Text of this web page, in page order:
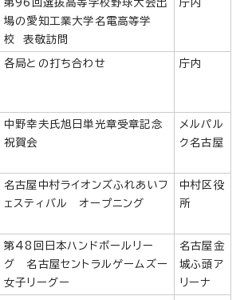
第96回選抜高等学校野球大会出
場の愛知工業大学名電高等学
校 表敬訪問
庁内
各局との打ち合わせ 庁内
中野幸夫氏旭日単光章受章記念
祝賀会
メルパル
ク名古屋
名古屋中村ライオンズふれあいフ
ェスティバル オープニング
中村区役
所
第48回日本ハンドボールリー
グ 名古屋セントラルゲームズー
女子リーグー
名古屋金
城ふ頭ア
リーナ